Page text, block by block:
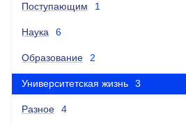
Поступающим 1
Наука 6
Образование 2
Университетская жизнь 3
Разное 4